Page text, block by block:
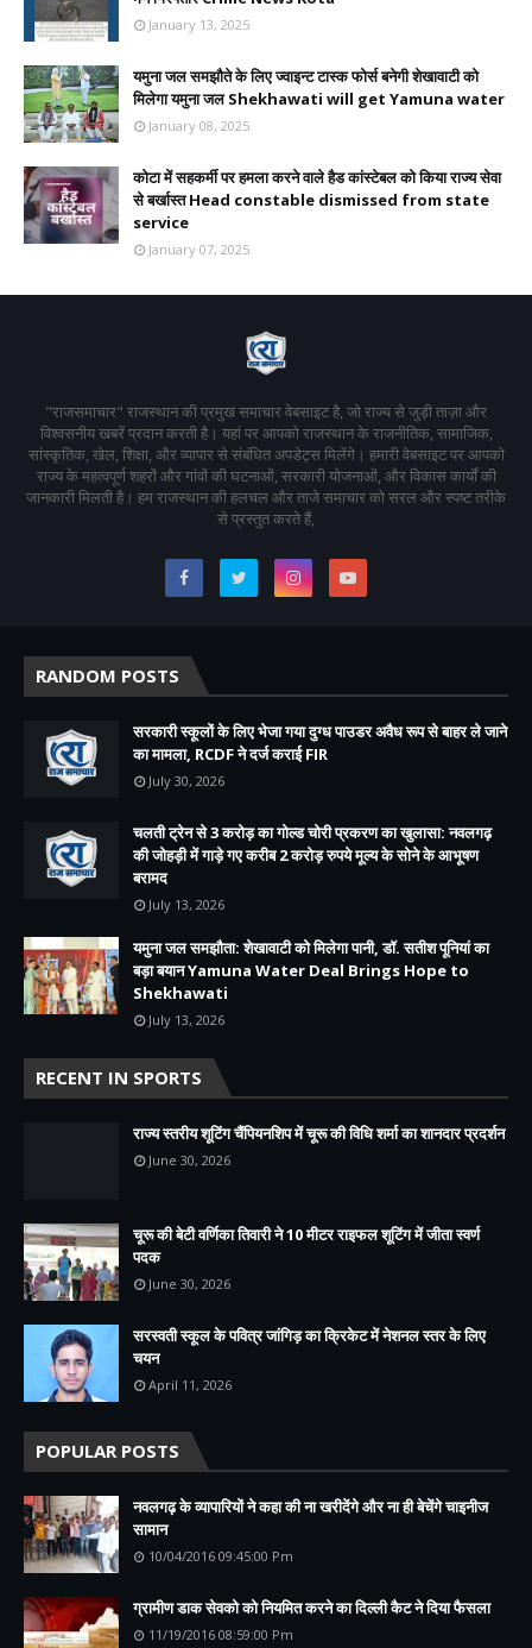
January 13, 2025
यमुना जल समझौते के लिए ज्वाइन्ट टास्क फोर्स बनेगी शेखावाटी को
मिलेगा यमुना जल Shekhawati will get Yamuna water
January 08, 2025
कोटा में सहकर्मी पर हमला करने वाले हैड कांस्टेबल को किया राज्य सेवा
से बर्खास्त Head constable dismissed from state
service
January 07, 2025
"राजसमाचार" राजस्थान की प्रमुख समाचार वेबसाइट है, जो राज्य से जुड़ी ताज़ा और
विश्वसनीय खबरें प्रदान करती है। यहां पर आपको राजस्थान के राजनीतिक, सामाजिक,
सांस्कृतिक, खेल, शिक्षा, और व्यापार से संबंधित अपडेट्स मिलेंगे। हमारी वेबसाइट पर आपको
राज्य के महत्वपूर्ण शहरों और गांवों की घटनाओं, सरकारी योजनाओं, और विकास कार्यों की
जानकारी मिलती है। हम राजस्थान की हलचल और ताजे समाचार को सरल और स्पष्ट तरीके
से प्रस्तुत करते हैं,
RANDOM POSTS
सरकारी स्कूलों के लिए भेजा गया दुग्ध पाउडर अवैध रूप से बाहर ले जाने
का मामला, RCDF ने दर्ज कराई FIR
July 30, 2026
चलती ट्रेन से 3 करोड़ का गोल्ड चोरी प्रकरण का खुलासा: नवलगढ़
की जोहड़ी में गाड़े गए करीब 2 करोड़ रुपये मूल्य के सोने के आभूषण
बरामद
July 13, 2026
यमुना जल समझौता: शेखावाटी को मिलेगा पानी, डॉ. सतीश पूनियां का
बड़ा बयान Yamuna Water Deal Brings Hope to
Shekhawati
July 13, 2026
RECENT IN SPORTS
राज्य स्तरीय शूटिंग चैंपियनशिप में चूरू की विधि शर्मा का शानदार प्रदर्शन
June 30, 2026
चूरू की बेटी वर्णिका तिवारी ने 10 मीटर राइफल शूटिंग में जीता स्वर्ण
पदक
June 30, 2026
सरस्वती स्कूल के पवित्र जांगिड़ का क्रिकेट में नेशनल स्तर के लिए
चयन
April 11, 2026
POPULAR POSTS
नवलगढ़ के व्यापारियों ने कहा की ना खरीदेंगे और ना ही बेचेंगे चाइनीज
सामान
10/04/2016 09:45:00 Pm
ग्रामीण डाक सेवको को नियमित करने का दिल्ली कैट ने दिया फैसला
11/19/2016 08:59:00 Pm